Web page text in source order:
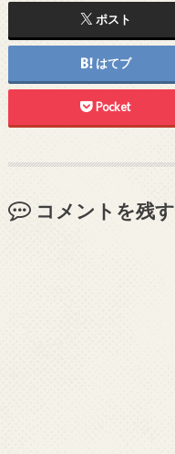
ポスト
はてブ
Pocket
コメントを残す